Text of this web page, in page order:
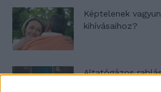
Képtelenek
kihívásaihoz?
Altatógázos